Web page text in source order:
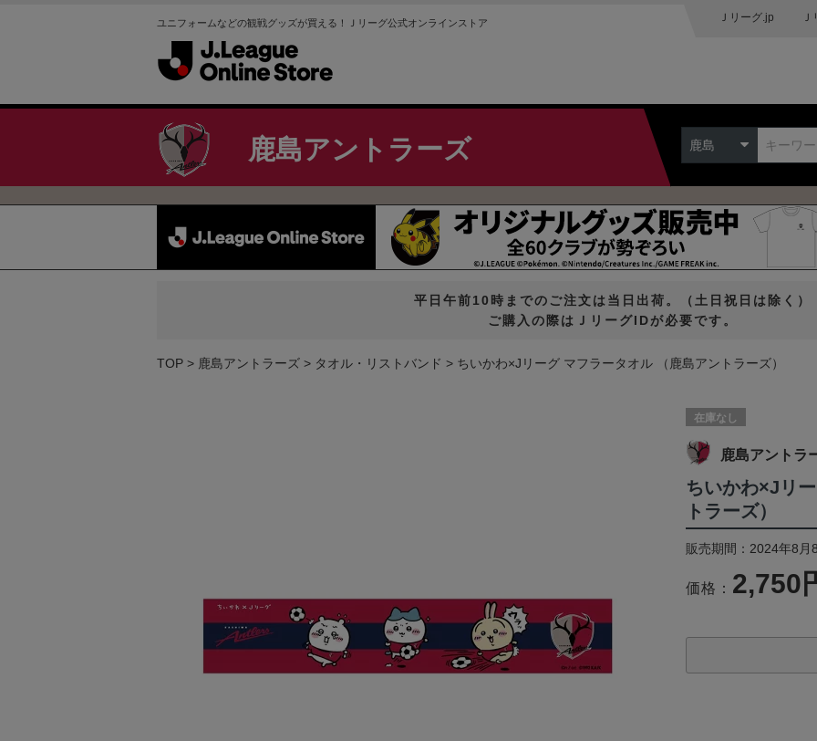
ユニフォームなどの観戦グッズが買える！Ｊリーグ公式オンラインストア Ｊリーグ.jp
鹿島アントラーズ 鹿島
平日午前10時までのご注文は当日出荷。（土日祝日は除く）
ご購入の際はＪリーグIDが必要です。
TOP 鹿島アントラーズ タオル・リストバンド ちいかわ×Jリーグ マフラータオル （鹿島アントラーズ）
在庫なし
鹿島アントラ
ちいかわ×Jリ
トラーズ）
販売期間：2024年8月
価格： 2,750